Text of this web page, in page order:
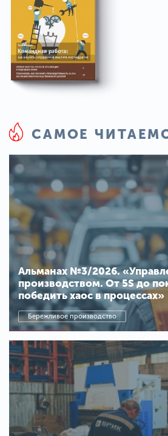
САМОЕ
Альманах №3/2026.
производством. От 5S до
победить хаос в процессах»
Бережливое производство